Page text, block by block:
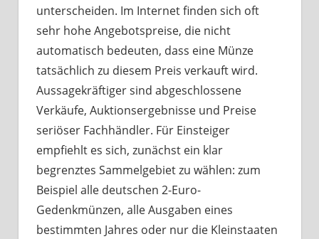
unterscheiden. Im Internet finden sich oft
sehr hohe Angebotspreise, die nicht
automatisch bedeuten, dass eine Münze
tatsächlich zu diesem Preis verkauft wird.
Aussagekräftiger sind abgeschlossene
Verkäufe, Auktionsergebnisse und Preise
seriöser Fachhändler. Für Einsteiger
empfiehlt es sich, zunächst ein klar
begrenztes Sammelgebiet zu wählen: zum
Beispiel alle deutschen 2-Euro-
Gedenkmünzen, alle Ausgaben eines
bestimmten Jahres oder nur die Kleinstaaten